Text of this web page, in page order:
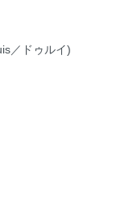
／ドゥルイ)